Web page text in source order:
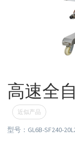
高速全
近似产品
型号：GL6B-SF240-